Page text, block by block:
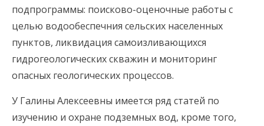
подпрограммы: поисково-оценочные работы с
целью водообеспечния сельских населенных
пунктов, ликвидация самоизливающихся
гидрогеологических скважин и мониторинг
опасных геологических процессов.
У Галины Алексеевны имеется ряд статей по
изучению и охране подземных вод, кроме того,